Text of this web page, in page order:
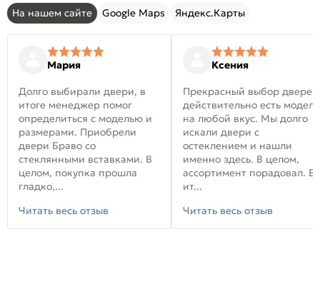
На нашем сайте Google Maps Яндекс.Карты
Мария
Долго выбирали двери, в
итоге менеджер помог
определиться с моделью и
размерами. Приобрели
двери Браво со
стеклянными вставками. В
целом, покупка прошла
гладко,...
Читать весь отзыв
Ксения
Прекрасный выбор
действительно есть модели
на любой вкус. Мы долго
искали двери с
остеклением и нашли
именно здесь. В целом,
ассортимент порадовал. В
ит...
Читать весь отзыв